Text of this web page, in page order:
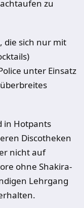
zu
die sich nur mit
unter Einsatz
in Hotpants
Discotheken
nicht auf
ohne Shakira-
Lehrgang